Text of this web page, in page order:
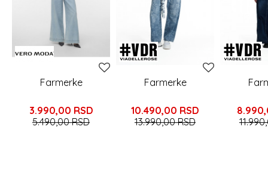
Farmerke
3.990,00 RSD
5.490,00RSD
Farmerke
10.490,00 RSD
13.990,00RSD